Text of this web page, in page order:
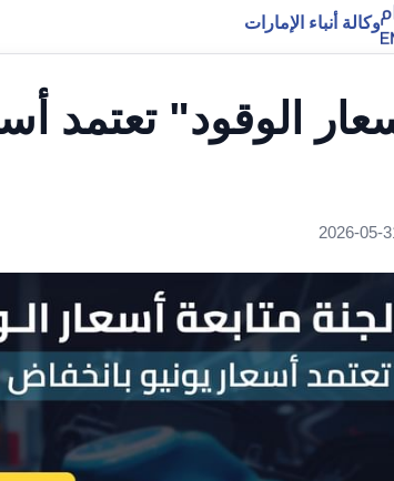
وكالة أنباء الإمارات
الوقود" تعتمد
2026-05-